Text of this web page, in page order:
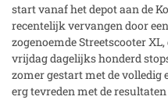
start vanaf het depot aan de
recentelijk vervangen door
zogenoemde Streetscooter
vrijdag dagelijks honderd
zomer gestart met de volledig
erg tevreden met de resultaten